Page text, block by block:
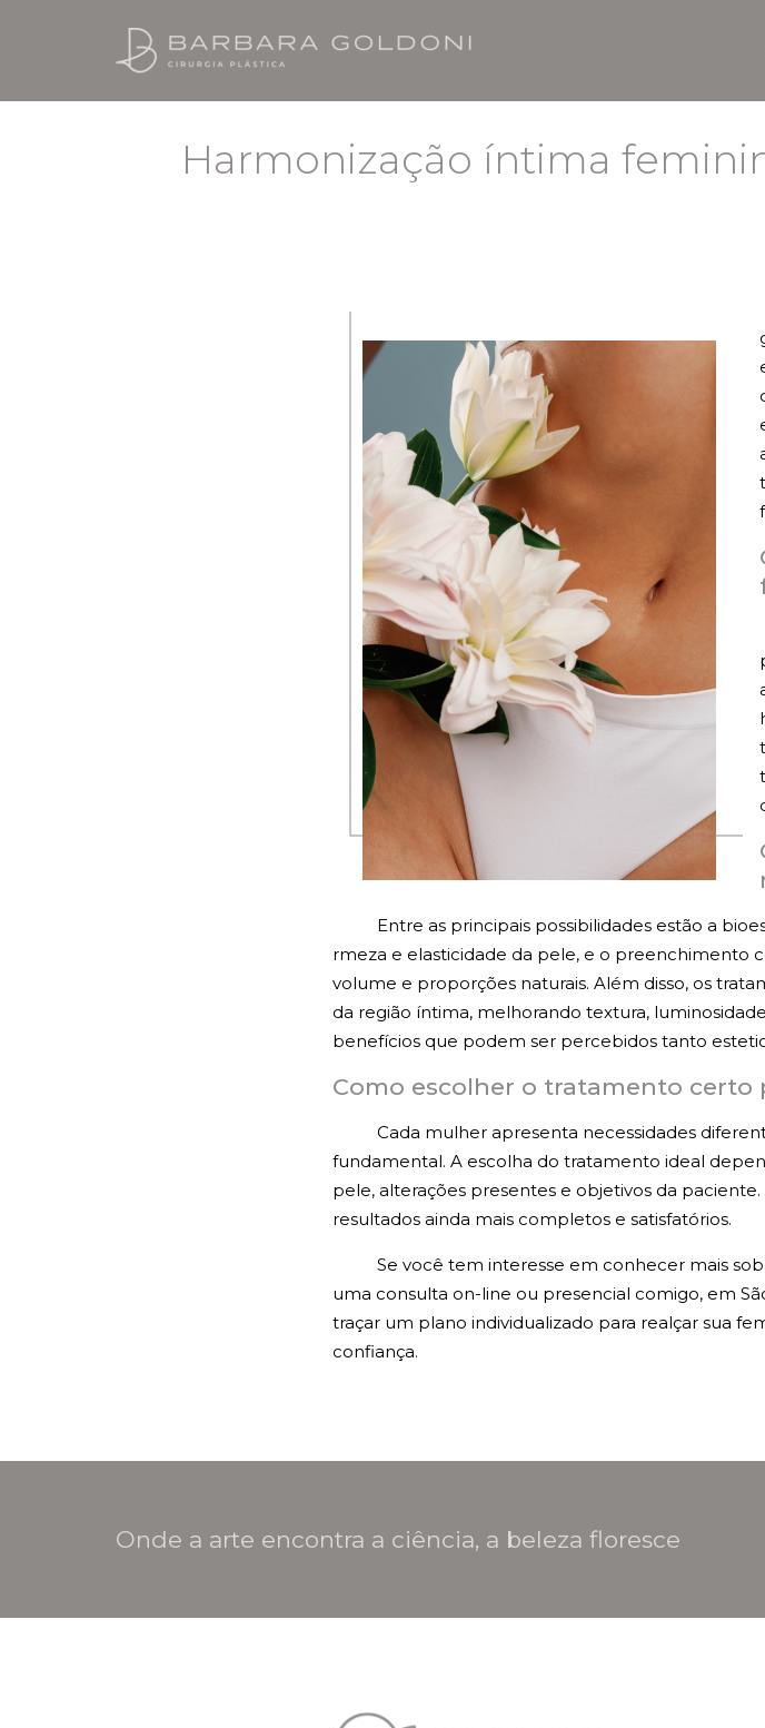
QUEM É A
CONTORNO
PROCEDIMENTOS
TUDO SOBRE
TUDO SOBRE
GUIA DA
GUIA DA
Harmonização íntima
Entre as principais possibilidades estão a
rmeza e elasticidade da pele, e o preenchimento
volume e proporções naturais. Além disso, os
da região íntima, melhorando textura,
benefícios que podem ser percebidos tanto
Como escolher o tratamento certo
Cada mulher apresenta necessidades
fundamental. A escolha do tratamento ideal
pele, alterações presentes e objetivos da
resultados ainda mais completos e satisfatórios.
Se você tem interesse em conhecer mais
uma consulta on-line ou presencial comigo, em
traçar um plano individualizado para realçar sua
confiança.
Onde a arte encontra a ciência, a beleza floresce